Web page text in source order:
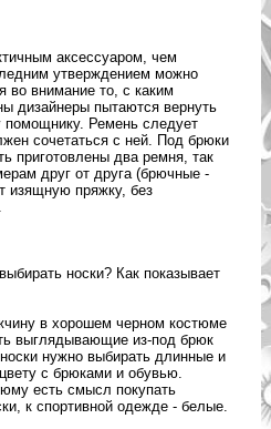
аксессуаром, чем
утверждением можно
во внимание то, с каким
дизайнеры пытаются вернуть
Ремень следует
сочетаться с ней. Под брюки
приготовлены два ремня, так
друг от друга (брючные -
изящную пряжку, без
носки? Как показывает
в хорошем черном костюме
выглядывающие из-под брюк
нужно выбирать длинные и
с брюками и обувью.
есть смысл покупать
к спортивной одежде - белые.